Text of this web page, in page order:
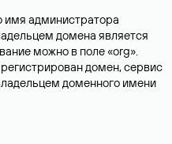
имя администратора
домена является
можно в поле «org».
домен, сервис
доменного имени